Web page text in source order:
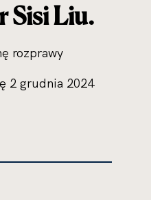
Sisi Liu.
rozprawy
2 grudnia 2024